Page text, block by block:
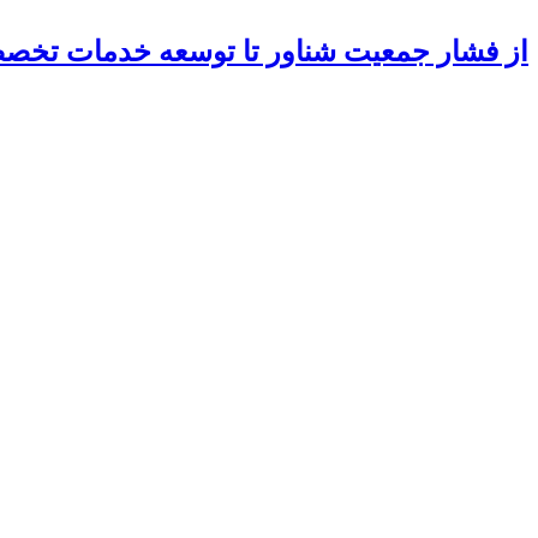
از فشار جمعیت شناور تا توسعه خدمات